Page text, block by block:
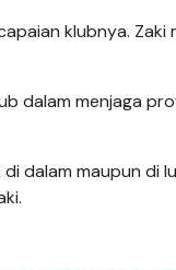
klubnya. Zaki
dalam menjaga
dalam maupun di